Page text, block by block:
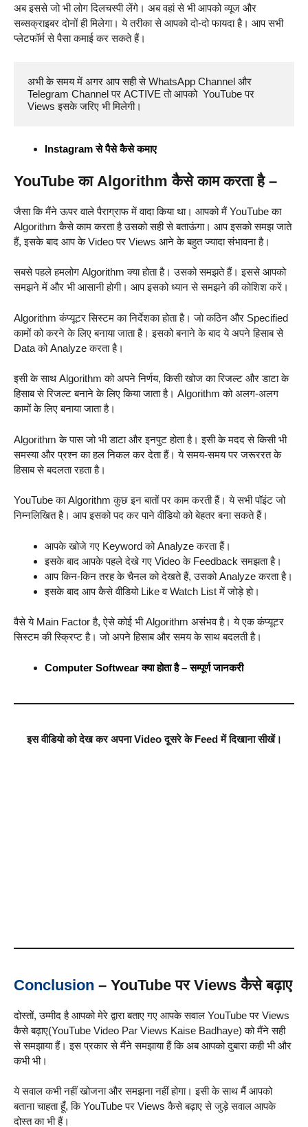
अब इससे जो भी लोग दिलचस्पी लेंगे। अब वहां से भी आपको व्यूज और
सब्सक्राइबर दोनों ही मिलेगा। ये तरीका से आपको दो-दो फायदा है। आप सभी
प्लेटफॉर्म से पैसा कमाई कर सकते हैं।
अभी के समय में अगर आप सही से WhatsApp Channel और
Telegram Channel पर ACTIVE तो आपको  YouTube पर
Views इसके जरिए भी मिलेगी।
Instagram से पैसे कैसे कमाए
YouTube का Algorithm कैसे काम करता है –
जैसा कि मैंने ऊपर वाले पैराग्राफ में वादा किया था। आपको मैं YouTube का
Algorithm कैसे काम करता है उसको सही से बताऊंगा। आप इसको समझ जाते
हैं, इसके बाद आप के Video पर Views आने के बहुत ज्यादा संभावना है।
सबसे पहले हमलोग Algorithm क्या होता है। उसको समझते हैं। इससे आपको
समझने में और भी आसानी होगी। आप इसको ध्यान से समझने की कोशिश करें।
Algorithm कंप्यूटर सिस्टम का निर्देशका होता है। जो कठिन और Specified
कामों को करने के लिए बनाया जाता है। इसको बनाने के बाद ये अपने हिसाब से
Data को Analyze करता है।
इसी के साथ Algorithm को अपने निर्णय, किसी खोज का रिजल्ट और डाटा के
हिसाब से रिजल्ट बनाने के लिए किया जाता है। Algorithm को अलग-अलग
कामों के लिए बनाया जाता है।
Algorithm के पास जो भी डाटा और इनपुट होता है। इसी के मदद से किसी भी
समस्या और प्रश्न का हल निकल कर देता हैं। ये समय-समय पर जरूररत के
हिसाब से बदलता रहता है।
YouTube का Algorithm कुछ इन बातों पर काम करती हैं। ये सभी पॉइंट जो
निम्नलिखित है। आप इसको पद कर पाने वीडियो को बेहतर बना सकते हैं।
आपके खोजे गए Keyword को Analyze करता हैं।
इसके बाद आपके पहले देखे गए Video के Feedback समझता है।
आप किन-किन तरह के चैनल को देखते हैं, उसको Analyze करता है।
इसके बाद आप कैसे वीडियो Like व Watch List में जोड़े हो।
वैसे ये Main Factor है, ऐसे कोई भी Algorithm असंभव है। ये एक कंप्यूटर
सिस्टम की स्क्रिप्ट है। जो अपने हिसाब और समय के साथ बदलती है।
Computer Softwear क्या होता है – सम्पूर्ण जानकरी
इस वीडियो को देख कर अपना Video दूसरे के Feed में दिखाना सीखें।
Conclusion – YouTube पर Views कैसे बढ़ाए
दोस्तों, उम्मीद है आपको मेरे द्वारा बताए गए आपके सवाल YouTube पर Views
कैसे बढ़ाए(YouTube Video Par Views Kaise Badhaye) को मैंने सही
से समझाया हैं। इस प्रकार से मैंने समझाया हैं कि अब आपको दुबारा कही भी और
कभी भी।
ये सवाल कभी नहीं खोजना और समझना नहीं होगा। इसी के साथ मैं आपको
बताना चाहता हूँ, कि YouTube पर Views कैसे बढ़ाए से जुड़े सवाल आपके
दोस्त का भी हैं।